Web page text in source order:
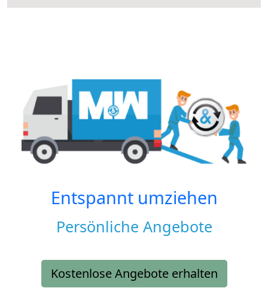
Entspannt umziehen
Persönliche Angebote
Kostenlose Angebote erhalten